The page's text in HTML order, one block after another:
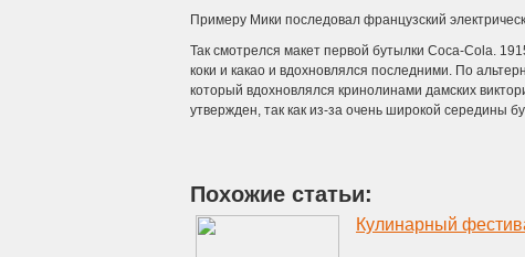
Примеру Мики последовал французский
Так смотрелся макет первой бутылки Coca-Cola.
коки и какао и вдохновлялся последними. По
который вдохновлялся кринолинами дамских
утвержден, так как из-за очень широкой середины
Похожие статьи: